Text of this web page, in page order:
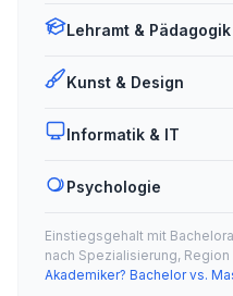
Lehramt & Pädagogik
Kunst & Design
Informatik & IT
Psychologie
Einstiegsgehalt mit
nach Spezialisierung,
Akademiker? Bachelor vs.